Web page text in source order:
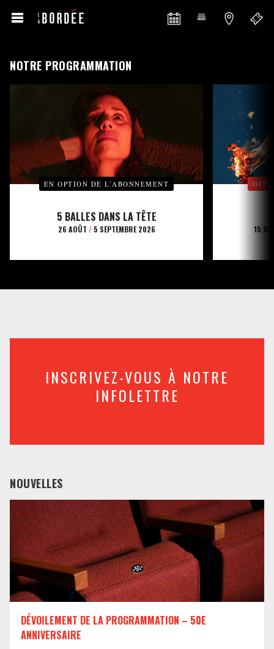
NOTRE PROGRAMMATION
EN OPTION DE L’ABONNEMENT
5 BALLES DANS LA TÊTE
26 AOÛT /5 SEPTEMBRE 2026 15
INSCRIVEZ-VOUS À NOTRE
INFOLETTRE
NOUVELLES
DÉVOILEMENT DE LA PROGRAMMATION – 50E
ANNIVERSAIRE